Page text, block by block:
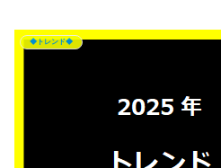
◆トレンド◆